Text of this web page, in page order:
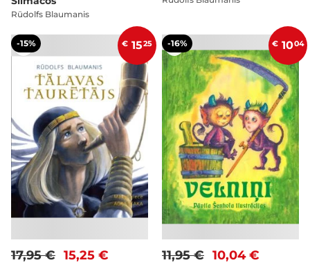
Rūdolfs Blaumanis
-15% € 1525
15,25 €
17,95 €
-16% € 1004
10,04 €
11,95 €